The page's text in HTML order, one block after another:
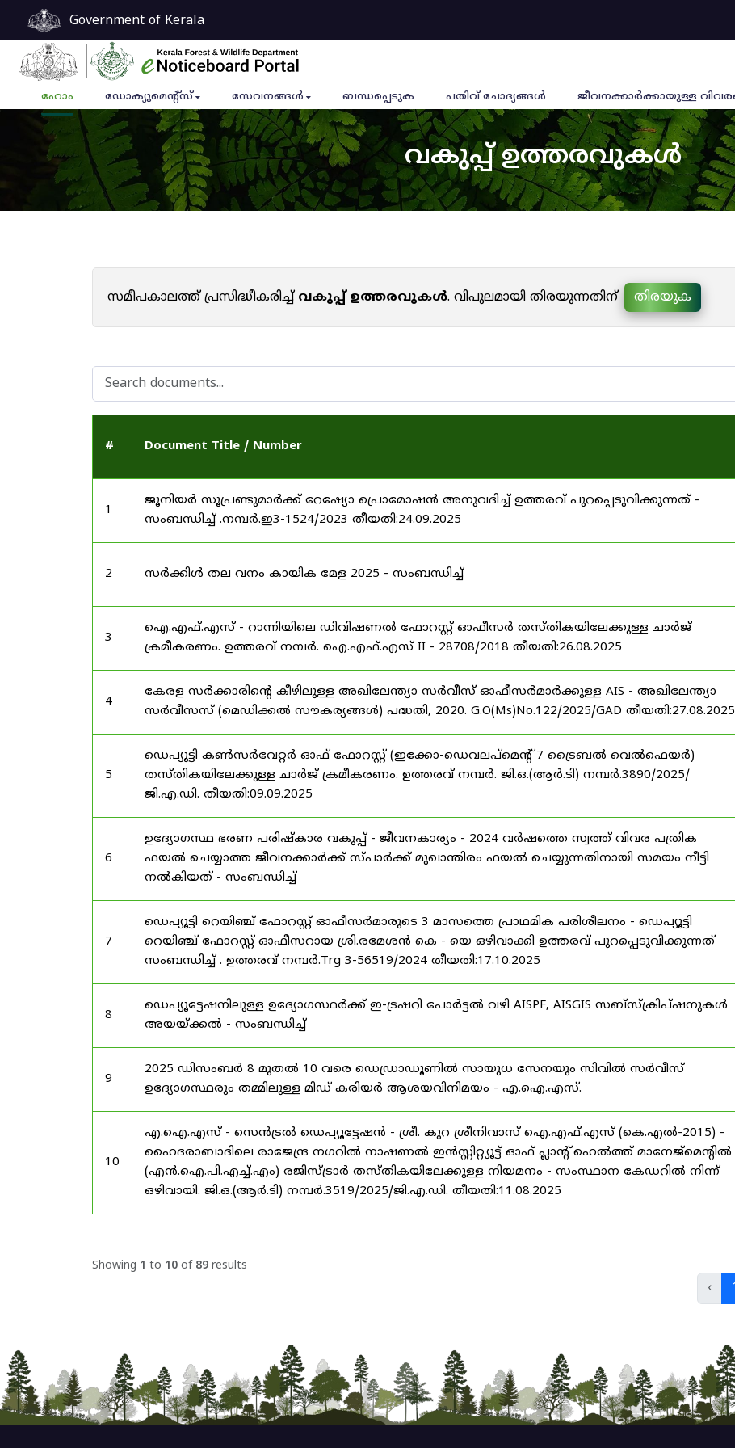
Government of Kerala
ഹോം ഡോക്യുമെൻ്റ്സ് സേവനങ്ങൾ ബന്ധപ്പെടുക പതിവ് ചോദ്യങ്ങൾ ജീവനക്കാര്‍ക്കായുള്ള
വകുപ്പ് ഉത്തരവുകൾ
സമീപകാലത്ത് പ്രസിദ്ധീകരിച്ച്വകുപ്പ് ഉത്തരവുകൾ. വിപുലമായി തിരയുന്നതിന് തിരയുക
# Document Title / Number
1
ജൂനിയർ സൂപ്രണ്ടുമാർക്ക് റേഷ്യോ പ്രൊമോഷൻ അനുവദിച്ച് ഉത്തരവ് പുറപ്പെടുവിക്കുന്നത് -
സംബന്ധിച്ച് .നമ്പർ.ഇ3-1524/2023 തീയതി:24.09.2025
2 സർക്കിൾ തല വനം കായിക മേള 2025 - സംബന്ധിച്ച്
3
ഐ.എഫ്.എസ് - റാന്നിയിലെ ഡിവിഷണൽ ഫോറസ്റ്റ് ഓഫീസർ തസ്തികയിലേക്കുള്ള ചാർജ്
ക്രമീകരണം. ഉത്തരവ് നമ്പർ. ഐ.എഫ്.എസ് II - 28708/2018 തീയതി:26.08.2025
4
കേരള സർക്കാരിന്റെ കീഴിലുള്ള അഖിലേന്ത്യാ സർവീസ് ഓഫീസർമാർക്കുള്ള AIS - അഖിലേന്ത്യാ
സർവീസസ് (മെഡിക്കൽ സൗകര്യങ്ങൾ) പദ്ധതി, 2020. G.O(Ms)No.122/2025/GAD തീയതി:27.08.2025
5
ഡെപ്യൂട്ടി കൺസർവേറ്റർ ഓഫ് ഫോറസ്റ്റ് (ഇക്കോ-ഡെവലപ്മെന്റ് 7 ട്രൈബൽ വെൽഫെയർ)
തസ്തികയിലേക്കുള്ള ചാർജ് ക്രമീകരണം. ഉത്തരവ് നമ്പർ. ജി.ഒ.(ആർ.ടി) നമ്പർ.3890/2025/
ജി.എ.ഡി. തീയതി:09.09.2025
6
ഉദ്യോഗസ്ഥ ഭരണ പരിഷ്കാര വകുപ്പ് - ജീവനകാര്യം - 2024 വർഷത്തെ സ്വത്ത് വിവര പത്രിക
ഫയൽ ചെയ്യാത്ത ജീവനക്കാർക്ക് സ്പാർക്ക് മുഖാന്തിരം ഫയൽ ചെയ്യുന്നതിനായി സമയം നീട്ടി
നൽകിയത് - സംബന്ധിച്ച്
7
ഡെപ്യൂട്ടി റെയിഞ്ച് ഫോറസ്റ്റ് ഓഫീസർമാരുടെ 3 മാസത്തെ പ്രാഥമിക പരിശീലനം - ഡെപ്യൂട്ടി
റെയിഞ്ച് ഫോറസ്റ്റ് ഓഫീസറായ ശ്രി.രമേശൻ കെ - യെ ഒഴിവാക്കി ഉത്തരവ് പുറപ്പെടുവിക്കുന്നത്
സംബന്ധിച്ച് . ഉത്തരവ് നമ്പർ.Trg 3-56519/2024 തീയതി:17.10.2025
8
ഡെപ്യൂട്ടേഷനിലുള്ള ഉദ്യോഗസ്ഥർക്ക് ഇ-ട്രഷറി പോർട്ടൽ വഴി AISPF, AISGIS സബ്‌സ്‌ക്രിപ്‌ഷനുകൾ
അയയ്ക്കൽ - സംബന്ധിച്ച്
9
2025 ഡിസംബർ 8 മുതൽ 10 വരെ ഡെഡ്രാഡൂണിൽ സായുധ സേനയും സിവിൽ സർവീസ്
ഉദ്യോഗസ്ഥരും തമ്മിലുള്ള മിഡ് കരിയർ ആശയവിനിമയം - എ.ഐ.എസ്.
10
എ.ഐ.എസ് - സെൻട്രൽ ഡെപ്യൂട്ടേഷൻ - ശ്രീ. കുറ ശ്രീനിവാസ് ഐ.എഫ്.എസ് (കെ.എൽ-2015) -
ഹൈദരാബാദിലെ രാജേന്ദ്ര നഗറിൽ നാഷണൽ ഇൻസ്റ്റിറ്റ്യൂട്ട് ഓഫ് പ്ലാന്റ് ഹെൽത്ത് മാനേജ്‌മെന്റിൽ
(എൻ.ഐ.പി.എച്ച്.എം) രജിസ്ട്രാർ തസ്തികയിലേക്കുള്ള നിയമനം - സംസ്ഥാന കേഡറിൽ നിന്ന്
ഒഴിവായി. ജി.ഒ.(ആർ.ടി) നമ്പർ.3519/2025/ജി.എ.ഡി. തീയതി:11.08.2025
Showing 1 to 10 of 89 results
‹